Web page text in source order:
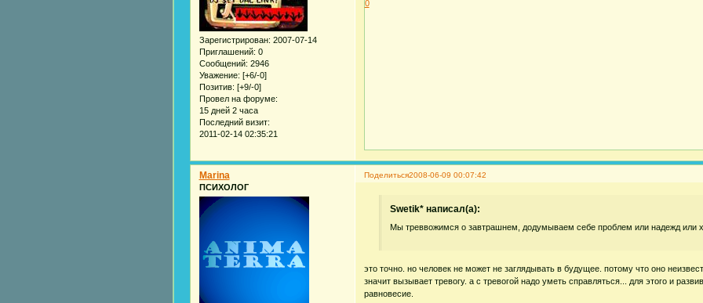
Зарегистрирован: 2007-07-14
Приглашений: 0
Сообщений: 2946
Уважение: [+6/-0]
Позитив: [+9/-0]
Провел на форуме:
15 дней 2 часа
Последний визит:
2011-02-14 02:35:21
0
Поделиться2008-06-09 00:07:42
Marina
ПСИХОЛОГ
Swetik* написал(а):
Мы треввожимся о завтрашнем, додумываем себе проблем или надежд или
это точно. но человек не может не заглядывать в будущее. потому что оно
значит вызывает тревогу. а с тревогой надо уметь справляться... для этого и
равновесие.